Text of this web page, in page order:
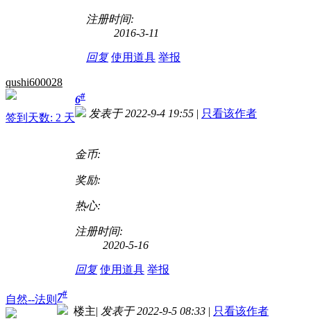
注册时间:
2016-3-11
回复 使用道具 举报
qushi600028
签到天数: 2 天
6#
发表于 2022-9-4 19:55 | 只看该作者
金币:
奖励:
热心:
注册时间:
2020-5-16
回复 使用道具 举报
自然--法则 7#
楼主| 发表于 2022-9-5 08:33 | 只看该作者